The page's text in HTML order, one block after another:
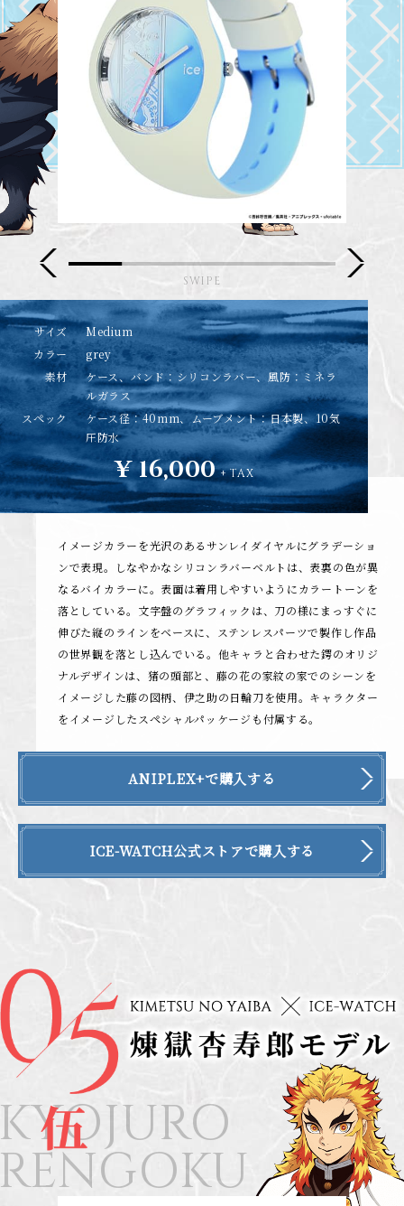
サイズ
Medium
カラー
grey
素材
ケース、バンド：シリコンラバー、風防：ミネラ
ルガラス
スペック
ケース径：40mm、ムーブメント：日本製、10気
圧防水
¥ 16,000+ TAX
イメージカラーを光沢のあるサンレイダイヤルにグラデーショ
ンで表現。しなやかなシリコンラバーベルトは、表裏の色が異
なるバイカラーに。表面は着用しやすいようにカラートーンを
落としている。文字盤のグラフィックは、刀の様にまっすぐに
伸びた縦のラインをベースに、ステンレスパーツで製作し作品
の世界観を落とし込んでいる。他キャラと合わせた鍔のオリジ
ナルデザインは、猪の頭部と、藤の花の家紋の家でのシーンを
イメージした藤の図柄、伊之助の日輪刀を使用。キャラクター
をイメージしたスペシャルパッケージも付属する。
ANIPLEX+で購入する
ICE-WATCH公式ストアで購入する